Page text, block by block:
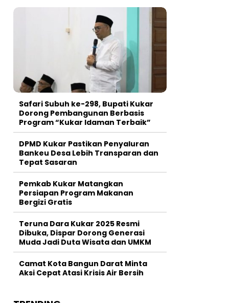
Safari Subuh ke-298, Bupati Kukar
Dorong Pembangunan Berbasis
Program “Kukar Idaman Terbaik”
DPMD Kukar Pastikan Penyaluran
Bankeu Desa Lebih Transparan dan
Tepat Sasaran
Pemkab Kukar Matangkan
Persiapan Program Makanan
Bergizi Gratis
Teruna Dara Kukar 2025 Resmi
Dibuka, Dispar Dorong Generasi
Muda Jadi Duta Wisata dan UMKM
Camat Kota Bangun Darat Minta
Aksi Cepat Atasi Krisis Air Bersih